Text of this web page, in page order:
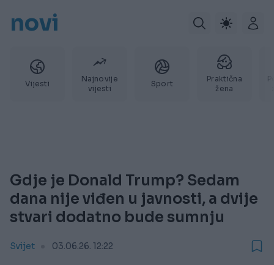
novi
Vijesti
Najnovije
vijesti
Sport
Praktična
žena
Gdje je Donald Trump? Sedam
dana nije viđen u javnosti, a dvije
stvari dodatno bude sumnju
Svijet 03.06.26. 12:22